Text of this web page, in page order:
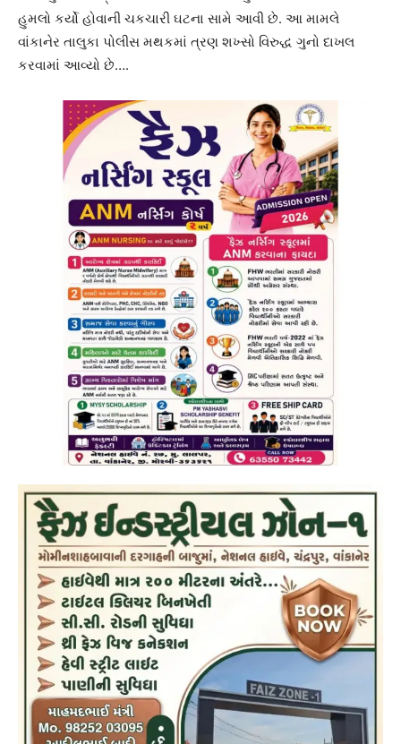
હુમલો કર્યો હોવાની ચકચારી ઘટના સામે આવી છે. આ મામલે
વાંકાનેર તાલુકા પોલીસ મથકમાં ત્રણ શખ્સો વિરુદ્ધ ગુનો દાખલ
કરવામાં આવ્યો છે….